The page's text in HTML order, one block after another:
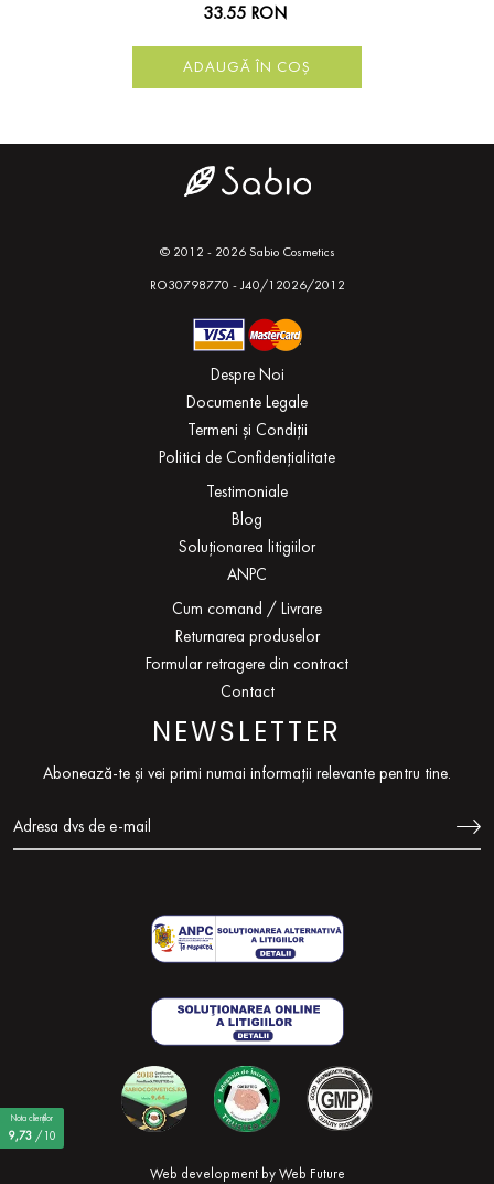
33.55 RON
ADAUGĂ ÎN COȘ
© 2012 - 2026 Sabio Cosmetics
RO30798770 - J40/12026/2012
Despre Noi
Documente Legale
Termeni și Condiții
Politici de Confidențialitate
Testimoniale
Blog
Soluționarea litigiilor
ANPC
Cum comand / Livrare
Returnarea produselor
Formular retragere din contract
Contact
NEWSLETTER
Abonează-te și vei primi numai informații relevante pentru tine.
Web development byWeb Future
Nota clienților
9,73/10